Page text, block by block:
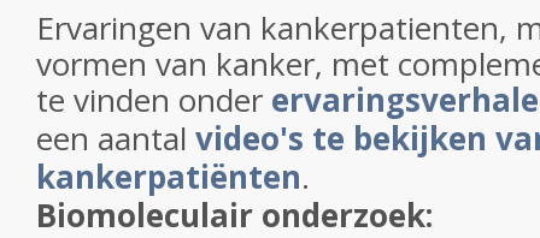
Ervaringen van kankerpatienten,
vormen van kanker, met
te vinden onder
een aantal video's te bekijken
kankerpatiënten.
Biomoleculair onderzoek: